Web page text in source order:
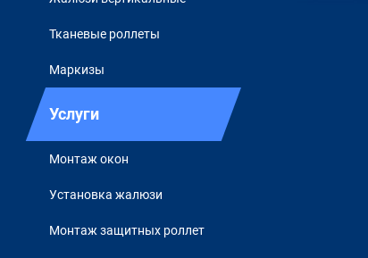
Тканевые роллеты
Маркизы
Услуги
Монтаж окон
Установка жалюзи
Монтаж защитных роллет